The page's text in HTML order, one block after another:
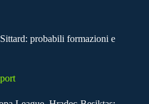
probabili formazioni e